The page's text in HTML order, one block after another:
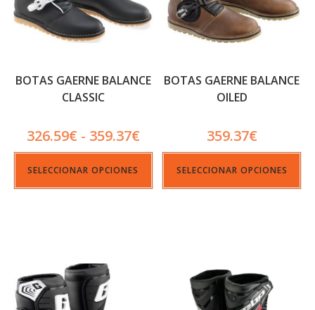
BOTAS GAERNE BALANCE
CLASSIC
326.59€ - 359.37€
SELECCIONAR OPCIONES
BOTAS GAERNE BALANCE
OILED
359.37€
SELECCIONAR OPCIONES